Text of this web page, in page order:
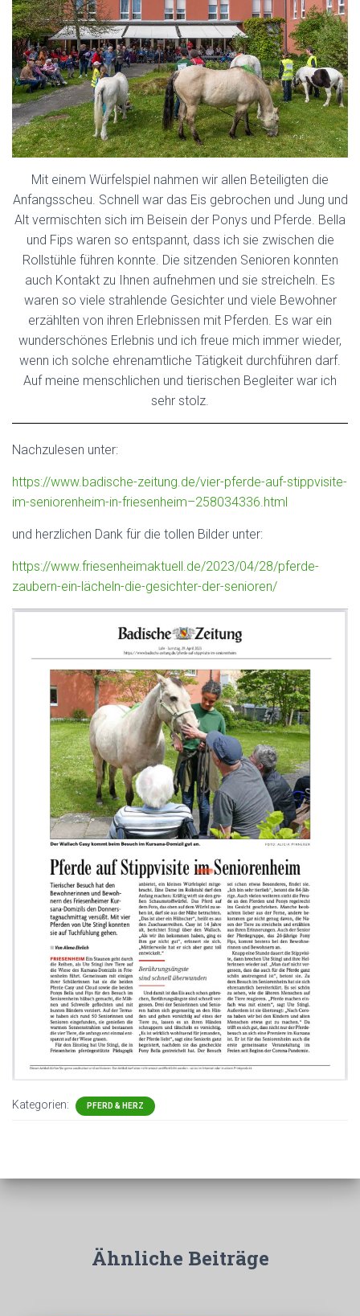
Mit einem Würfelspiel nahmen wir allen Beteiligten die
Anfangsscheu. Schnell war das Eis gebrochen und Jung und
Alt vermischten sich im Beisein der Ponys und Pferde. Bella
und Fips waren so entspannt, dass ich sie zwischen die
Rollstühle führen konnte. Die sitzenden Senioren konnten
auch Kontakt zu Ihnen aufnehmen und sie streicheln. Es
waren so viele strahlende Gesichter und viele Bewohner
erzählten von ihren Erlebnissen mit Pferden. Es war ein
wunderschönes Erlebnis und ich freue mich immer wieder,
wenn ich solche ehrenamtliche Tätigkeit durchführen darf.
Auf meine menschlichen und tierischen Begleiter war ich
sehr stolz.
Nachzulesen unter:
https://www.badische-zeitung.de/vier-pferde-auf-stippvisite-
im-seniorenheim-in-friesenheim–258034336.html
und herzlichen Dank für die tollen Bilder unter:
https://www.friesenheimaktuell.de/2023/04/28/pferde-
zaubern-ein-lächeln-die-gesichter-der-senioren/
Kategorien: PFERD & HERZ
Ähnliche Beiträge